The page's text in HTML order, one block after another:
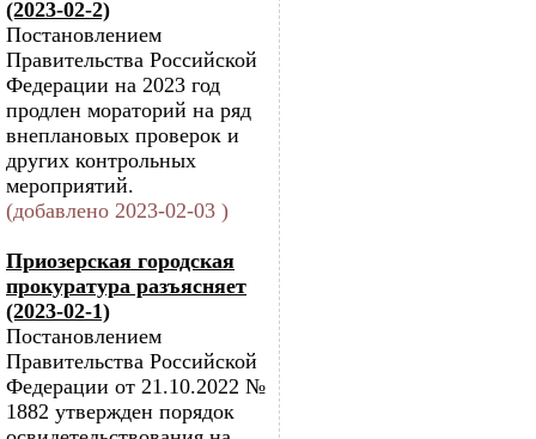
(2023-02-2)
Постановлением
Правительства Российской
Федерации на 2023 год
продлен мораторий на ряд
внеплановых проверок и
других контрольных
мероприятий.
(добавлено 2023-02-03 )
Приозерская городская
прокуратура разъясняет
(2023-02-1)
Постановлением
Правительства Российской
Федерации от 21.10.2022 №
1882 утвержден порядок